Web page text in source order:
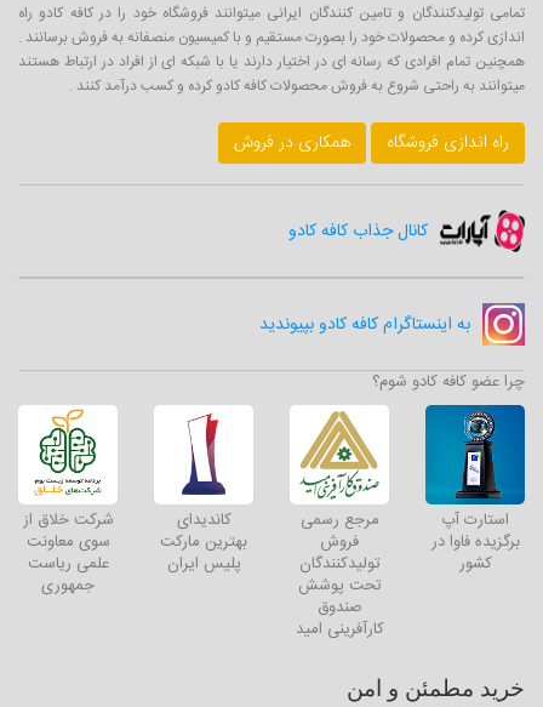
تمامی تولیدکنندگان و تامین کنندگان ایرانی میتوانند فروشگاه خود را در کافه کادو راه
اندازی کرده و محصولات خود را بصورت مستقیم و با کمیسیون منصفانه به فروش برسانند .
همچنین تمام افرادی که رسانه ای در اختیار دارند یا با شبکه ای از افراد در ارتباط هستند
میتوانند به راحتی شروع به فروش محصولات کافه کادو کرده و کسب درآمد کنند .
راه اندازی فروشگاه همکاری در فروش
به اینستاگرام کافه کادو بپیوندید
کانال جذاب کافه کادو
چرا عضو کافه کادو شوم؟
استارت آپ
برگزیده فاوا در
کشور
مرجع رسمی
فروش
تولیدکنندگان
تحت پوشش
صندوق
کارآفرینی امید
کاندیدای
بهترین مارکت
پلیس ایران
شرکت خلاق از
سوی معاونت
علمی ریاست
جمهوری
خرید مطمئن و امن